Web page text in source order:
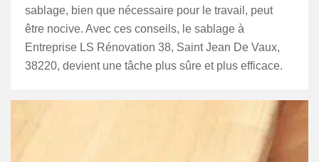
sablage, bien que nécessaire pour le travail, peut
être nocive. Avec ces conseils, le sablage à
Entreprise LS Rénovation 38, Saint Jean De Vaux,
38220, devient une tâche plus sûre et plus efficace.